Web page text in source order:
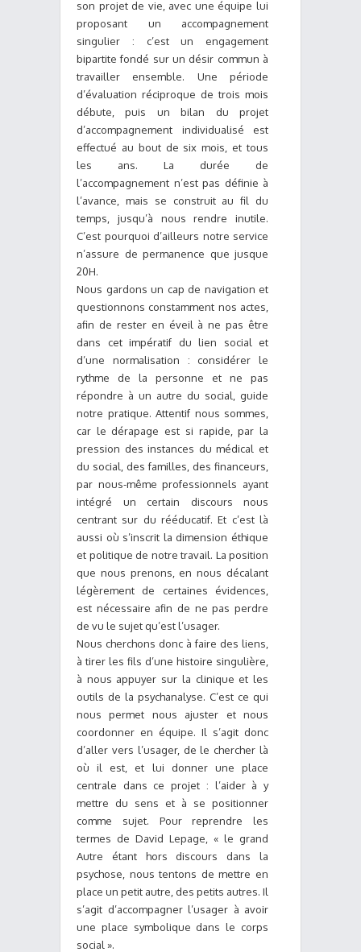
son projet de vie, avec une équipe lui
proposant un accompagnement
singulier : c’est un engagement
bipartite fondé sur un désir commun à
travailler ensemble. Une période
d’évaluation réciproque de trois mois
débute, puis un bilan du projet
d’accompagnement individualisé est
effectué au bout de six mois, et tous
les ans. La durée de
l’accompagnement n’est pas définie à
l’avance, mais se construit au fil du
temps, jusqu’à nous rendre inutile.
C’est pourquoi d’ailleurs notre service
n’assure de permanence que jusque
20H.
Nous gardons un cap de navigation et
questionnons constamment nos actes,
afin de rester en éveil à ne pas être
dans cet impératif du lien social et
d’une normalisation : considérer le
rythme de la personne et ne pas
répondre à un autre du social, guide
notre pratique. Attentif nous sommes,
car le dérapage est si rapide, par la
pression des instances du médical et
du social, des familles, des financeurs,
par nous-même professionnels ayant
intégré un certain discours nous
centrant sur du rééducatif. Et c’est là
aussi où s’inscrit la dimension éthique
et politique de notre travail. La position
que nous prenons, en nous décalant
légèrement de certaines évidences,
est nécessaire afin de ne pas perdre
de vu le sujet qu’est l’usager.
Nous cherchons donc à faire des liens,
à tirer les fils d’une histoire singulière,
à nous appuyer sur la clinique et les
outils de la psychanalyse. C’est ce qui
nous permet nous ajuster et nous
coordonner en équipe. Il s’agit donc
d’aller vers l’usager, de le chercher là
où il est, et lui donner une place
centrale dans ce projet : l’aider à y
mettre du sens et à se positionner
comme sujet. Pour reprendre les
termes de David Lepage, « le grand
Autre étant hors discours dans la
psychose, nous tentons de mettre en
place un petit autre, des petits autres. Il
s’agit d’accompagner l’usager à avoir
une place symbolique dans le corps
social ».